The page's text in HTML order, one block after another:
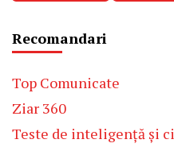
Recomandari
Top Comunicate
Ziar 360
Teste de inteligență și